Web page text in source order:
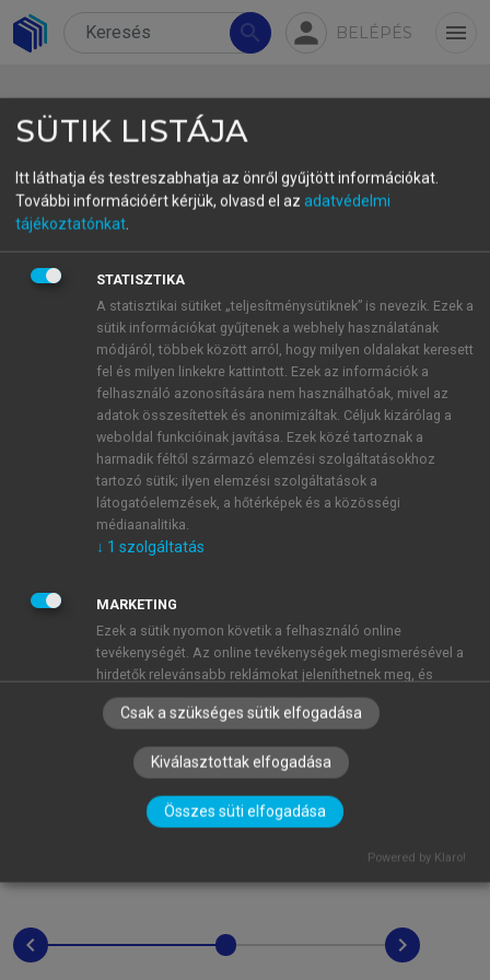
search person BELÉPÉS menu
5.2.3. Módszertan
5.2.3.1. Kísérleti személyek
5.2.3.2. Felvételkészítés
5.2.3.3. Nyelvi anyag
5.2.3.4. Mérések és elemzések
5.2.3.5. Statisztikai elemzések
chevron_left chevron_right
SÜTIK LISTÁJA
Itt láthatja és testreszabhatja az önről gyűjtött információkat.
További információért kérjük, olvasd el az adatvédelmi
tájékoztatónkat.
STATISZTIKA
A statisztikai sütiket „teljesítménysütiknek” is nevezik. Ezek a
sütik információkat gyűjtenek a webhely használatának
módjáról, többek között arról, hogy milyen oldalakat keresett
fel és milyen linkekre kattintott. Ezek az információk a
felhasználó azonosítására nem használhatóak, mivel az
adatok összesítettek és anonimizáltak. Céljuk kizárólag a
weboldal funkcióinak javítása. Ezek közé tartoznak a
harmadik féltől származó elemzési szolgáltatásokhoz
tartozó sütik; ilyen elemzési szolgáltatások a
látogatóelemzések, a hőtérképek és a közösségi
médiaanalitika.
↓ 1 szolgáltatás
MARKETING
Ezek a sütik nyomon követik a felhasználó online
tevékenységét. Az online tevékenységek megismerésével a
hirdetők relevánsabb reklámokat jeleníthetnek meg, és
korlátozhatják, hogy a felhasználó hány alkalommal láthat
egy hirdetést. Ezek a sütik más szervezetekkel és hirdetőkkel
sütik, amelyek szinte mindig egy harmadik féltől származnak.
szolgáltatás
böngészéshez,a funkciók használatához, és a felhasználók
tartoznak többek között a személyre szabott beállításokat
Csak a szükséges sütik elfogadása
Kiválasztottak elfogadása
Összes süti elfogadása
Powered by Klaro!